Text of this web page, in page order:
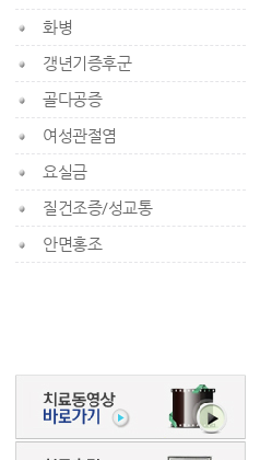
화병
갱년기증후군
골다공증
여성관절염
요실금
질건조증/성교통
안면홍조